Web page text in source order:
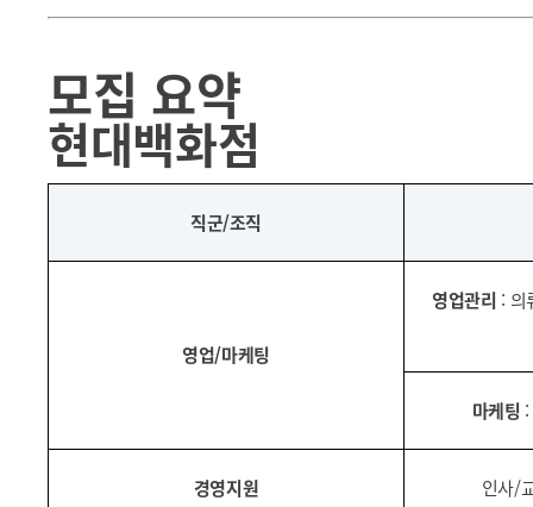
모집 요약
현대백화점
직군/조직
영업/마케팅
영업관리 : 의
마케팅
경영지원 인사/